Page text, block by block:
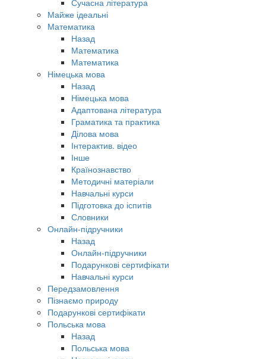
Сучасна література
Майже ідеальні
Математика
Назад
Математика
Математика
Німецька мова
Назад
Німецька мова
Адаптована література
Граматика та практика
Ділова мова
Інтерактив. відео
Інше
Країнознавство
Методичні матеріали
Навчальні курси
Підготовка до іспитів
Словники
Онлайн-підручники
Назад
Онлайн-підручники
Подарункові сертифікати
Навчальні курси
Передзамовлення
Пізнаємо природу
Подарункові сертифікати
Польська мова
Назад
Польська мова